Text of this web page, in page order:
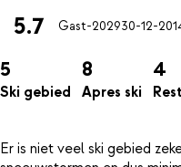
5.7 Gast-202930-12-
5
Ski gebied
8
Apres ski
4
Er is niet veel ski gebied